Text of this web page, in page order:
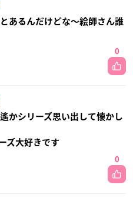
あるんだけどな〜絵師さん誰
0
かシリーズ思い出して懐かし
ズ大好きです
0